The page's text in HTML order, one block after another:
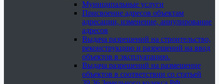
Муниципальные услуги
Присвоение адресов объектам
адресации, изменение, аннулирование
адресов
Выдача разрешений на строительство,
реконструкцию и разрешений на ввод
объектов в эксплуатацию.
Выдача разрешений на размещение
объектов в соответствии со статьей